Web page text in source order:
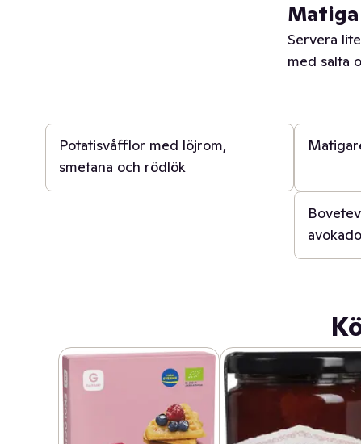
Servera
med salta
Potatisvåfflor med löjrom,
smetana och rödlök